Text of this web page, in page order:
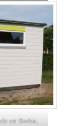
am Boden,